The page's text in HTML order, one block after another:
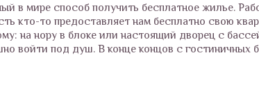
в мире способ получить бесплатное жилье.
кто-то предоставляет нам бесплатно свою
на нору в блоке или настоящий дворец с
войти под душ. В конце концов с гостиничных